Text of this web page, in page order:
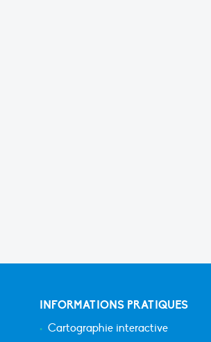
INFORMATIONS PRATIQUES
Cartographie interactive